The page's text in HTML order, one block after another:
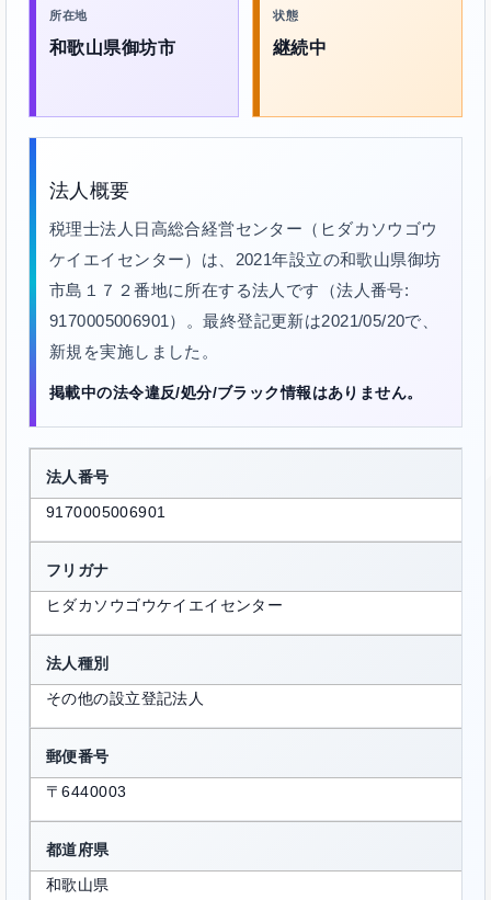
所在地
和歌山県御坊市
状態
継続中
法人概要
税理士法人日高総合経営センター（ヒダカソウゴウ
ケイエイセンター）は、2021年設立の和歌山県御坊
市島１７２番地に所在する法人です（法人番号:
9170005006901）。最終登記更新は2021/05/20で、
新規を実施しました。
掲載中の法令違反/処分/ブラック情報はありません。
法人番号
9170005006901
フリガナ
ヒダカソウゴウケイエイセンター
法人種別
その他の設立登記法人
郵便番号
〒6440003
都道府県
和歌山県